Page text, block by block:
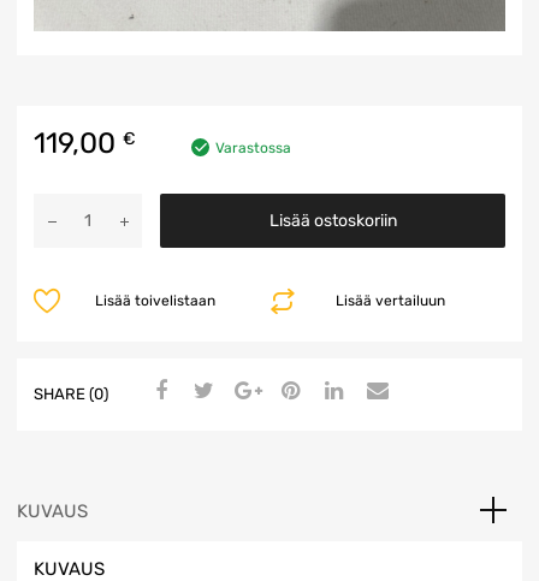
119,00 € Varastossa
Ohjainyksikkö
Lisää ostoskoriin
Lisää vertailuun
Lisää toivelistaan
SHARE (0)
KUVAUS
KUVAUS